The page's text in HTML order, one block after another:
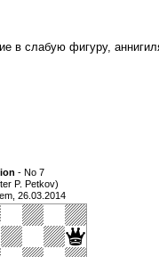
в слабую фигуру,
- No 7
P. Petkov)
26.03.2014